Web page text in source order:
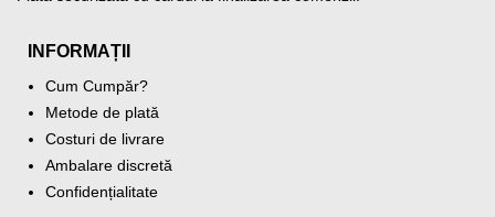
INFORMAȚII
Cum Cumpăr?
Metode de plată
Costuri de livrare
Ambalare discretă
Confidențialitate